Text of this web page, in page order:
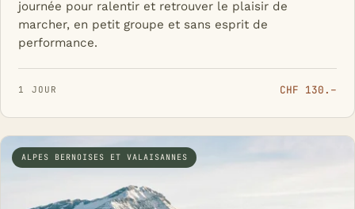
journée pour ralentir et retrouver le plaisir de
marcher, en petit groupe et sans esprit de
performance.
1 JOUR CHF 130.–
ALPES BERNOISES ET VALAISANNES